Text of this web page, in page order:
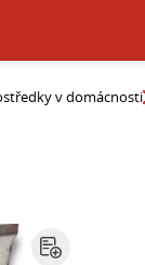
v domácnosti